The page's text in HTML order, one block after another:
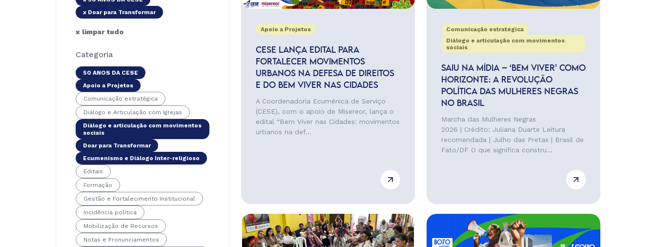
x Doar para Transformar
x limpar tudo
Categoria
50 ANOS DA CESE
Apoio a Projetos
Comunicação estratégica
Diálogo e Articulação com Igrejas
Diálogo e articulação com movimentos
sociais
Doar para Transformar
Ecumenismo e Diálogo Inter-religioso
Editais
Formação
Gestão e Fortalecimento Institucional
Incidência política
Mobilização de Recursos
Notas e Pronunciamentos
Apoio a Projetos
CESE LANÇA EDITAL PARA
FORTALECER MOVIMENTOS
URBANOS NA DEFESA DE DIREITOS
E DO BEM VIVER NAS CIDADES
A Coordenadoria Ecumênica de Serviço
(CESE), com o apoio de Misereor, lança o
edital “Bem Viver nas Cidades: movimentos
urbanos na def...
Comunicação estratégica
Diálogo e articulação com movimentos
sociais
SAIU NA MÍDIA – ‘BEM VIVER’ COMO
HORIZONTE: A REVOLUÇÃO
POLÍTICA DAS MULHERES NEGRAS
NO BRASIL
Marcha das Mulheres Negras
2026 | Crédito: Juliana Duarte Leitura
recomendada | Julho das Pretas | Brasil de
Fato/DF O que significa constru...